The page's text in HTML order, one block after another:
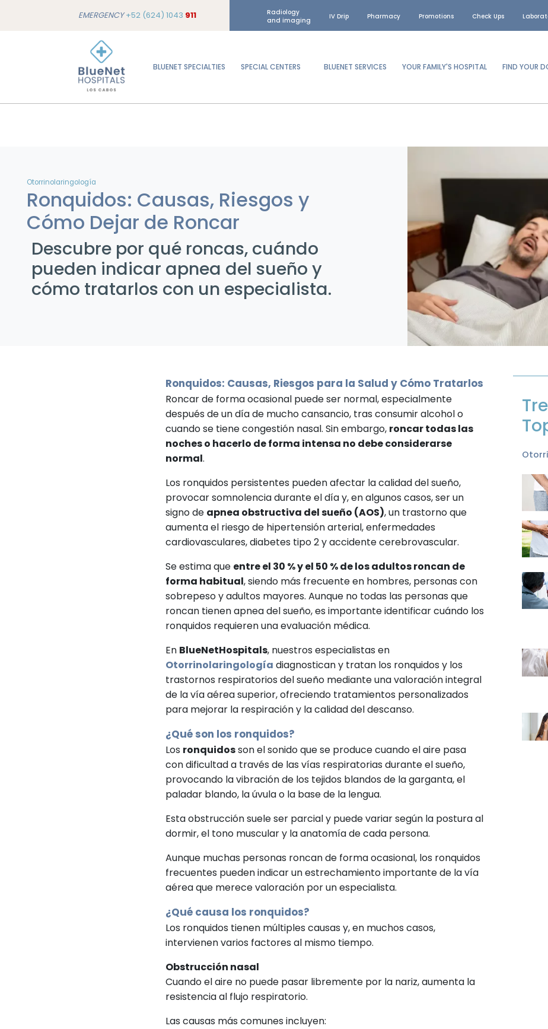
EMERGENCY+52 (624) 1043 911
Radiology
and imaging
IV Drip Pharmacy Promotions Check Ups
BLUENET SPECIALTIES SPECIAL CENTERS BLUENET SERVICES YOUR FAMILY'S HOSPITAL FIND YOUR
Otorrinolaringología
Ronquidos: Causas, Riesgos y
Cómo Dejar de Roncar
Descubre por qué roncas, cuándo
pueden indicar apnea del sueño y
cómo tratarlos con un especialista.
Ronquidos: Causas, Riesgos para la Salud y Cómo Tratarlos
Roncar de forma ocasional puede ser normal, especialmente
después de un día de mucho cansancio, tras consumir alcohol o
cuando se tiene congestión nasal. Sin embargo, roncar todas las
noches o hacerlo de forma intensa no debe considerarse
normal.
Los ronquidos persistentes pueden afectar la calidad del sueño,
provocar somnolencia durante el día y, en algunos casos, ser un
signo de apnea obstructiva del sueño (AOS), un trastorno que
aumenta el riesgo de hipertensión arterial, enfermedades
cardiovasculares, diabetes tipo 2 y accidente cerebrovascular.
Se estima que entre el 30 % y el 50 % de los adultos roncan de
forma habitual, siendo más frecuente en hombres, personas con
sobrepeso y adultos mayores. Aunque no todas las personas que
roncan tienen apnea del sueño, es importante identificar cuándo los
ronquidos requieren una evaluación médica.
En BlueNetHospitals, nuestros especialistas en
Otorrinolaringología diagnostican y tratan los ronquidos y los
trastornos respiratorios del sueño mediante una valoración integral
de la vía aérea superior, ofreciendo tratamientos personalizados
para mejorar la respiración y la calidad del descanso.
¿Qué son los ronquidos?
Los ronquidosson el sonido que se produce cuando el aire pasa
con dificultad a través de las vías respiratorias durante el sueño,
provocando la vibración de los tejidos blandos de la garganta, el
paladar blando, la úvula o la base de la lengua.
Esta obstrucción suele ser parcial y puede variar según la postura al
dormir, el tono muscular y la anatomía de cada persona.
Aunque muchas personas roncan de forma ocasional, los ronquidos
frecuentes pueden indicar un estrechamiento importante de la vía
aérea que merece valoración por un especialista.
¿Qué causa los ronquidos?
Los ronquidos tienen múltiples causas y, en muchos casos,
intervienen varios factores al mismo tiempo.
Obstrucción nasal
Cuando el aire no puede pasar libremente por la nariz, aumenta la
resistencia al flujo respiratorio.
Las causas más comunes incluyen: